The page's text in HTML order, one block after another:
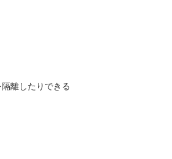
離したりできる